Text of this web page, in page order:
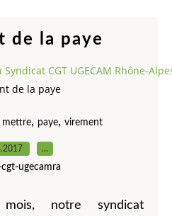
de la paye
CGT UGECAM Rhône-
de la paye
mettre, paye, virement
…
cgt-ugecamra
mois, notre syndicat